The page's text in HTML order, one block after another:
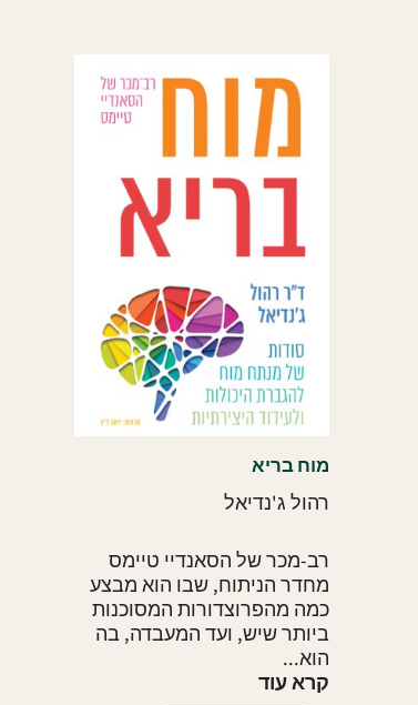
מוח בריא
רהול ג'נדיאל
רב-מכר של הסאנדיי טיימס
מחדר הניתוח, שבו הוא מבצע
כמה מהפרוצדורות המסוכנות
ביותר שיש, ועד המעבדה, בה
הוא...
קרא עוד